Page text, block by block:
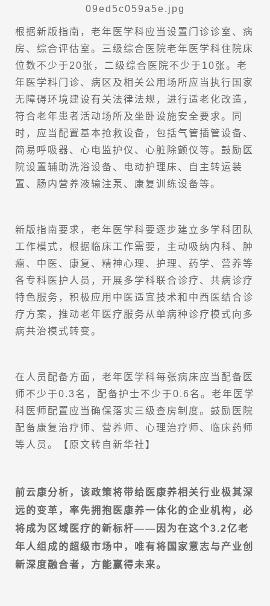
根据新版指南，老年医学科应当设置门诊诊室、病
房、综合评估室。三级综合医院老年医学科住院床
位数不少于20张，二级综合医院不少于10张。老
年医学科门诊、病区及相关公用场所应当执行国家
无障碍环境建设有关法律法规，进行适老化改造，
符合老年患者活动场所及坐卧设施安全要求。同
时，应当配置基本抢救设备，包括气管插管设备、
简易呼吸器、心电监护仪、心脏除颤仪等。鼓励医
院设置辅助洗浴设备、电动护理床、自主转运装
置、肠内营养液输注泵、康复训练设备等。
新版指南要求，老年医学科要逐步建立多学科团队
工作模式，根据临床工作需要，主动吸纳内科、肿
瘤、中医、康复、精神心理、护理、药学、营养等
各专科医护人员，开展多学科联合诊疗、共病诊疗
特色服务，积极应用中医适宜技术和中西医结合诊
疗方案，推动老年医疗服务从单病种诊疗模式向多
病共治模式转变。
在人员配备方面，老年医学科每张病床应当配备医
师不少于0.3名，配备护士不少于0.6名。老年医学
科医师配置应当确保落实三级查房制度。鼓励医院
配备康复治疗师、营养师、心理治疗师、临床药师
等人员。【原文转自新华社】
前云康分析，该政策将带给医康养相关行业极其深
远的变革，率先拥抱医康养一体化的企业机构，必
将成为区域医疗的新标杆——因为在这个3.2亿老
年人组成的超级市场中，唯有将国家意志与产业创
新深度融合者，方能赢得未来。